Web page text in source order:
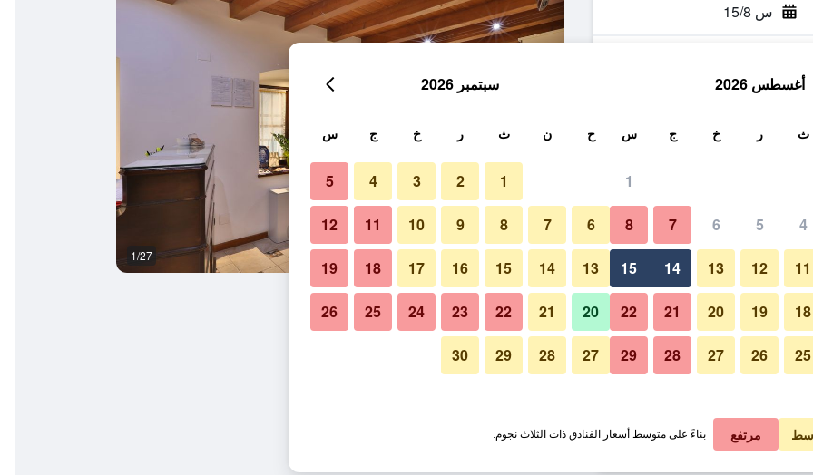
س 15/8
في الليلة
﷼ عرض الصفقة
﷼ عرض الصفقة
ردهة 1/27
صور لـ هوتل جيمز جويس
أغسطس 2026
ث ر خ ج س
1
4
5
6
7
8
11
12
13
14
15
18
19
20
21
22
25
26
27
28
29
سبتمبر 2026
ح ن ث ر خ ج س
1
2
3
4
5
6
7
8
9
10
11
12
13
14
15
16
17
18
19
20
21
22
23
24
25
26
27
28
29
30
مرتفع بناءً على متوسط أسعار الفنادق ذات الثلاث نجوم.